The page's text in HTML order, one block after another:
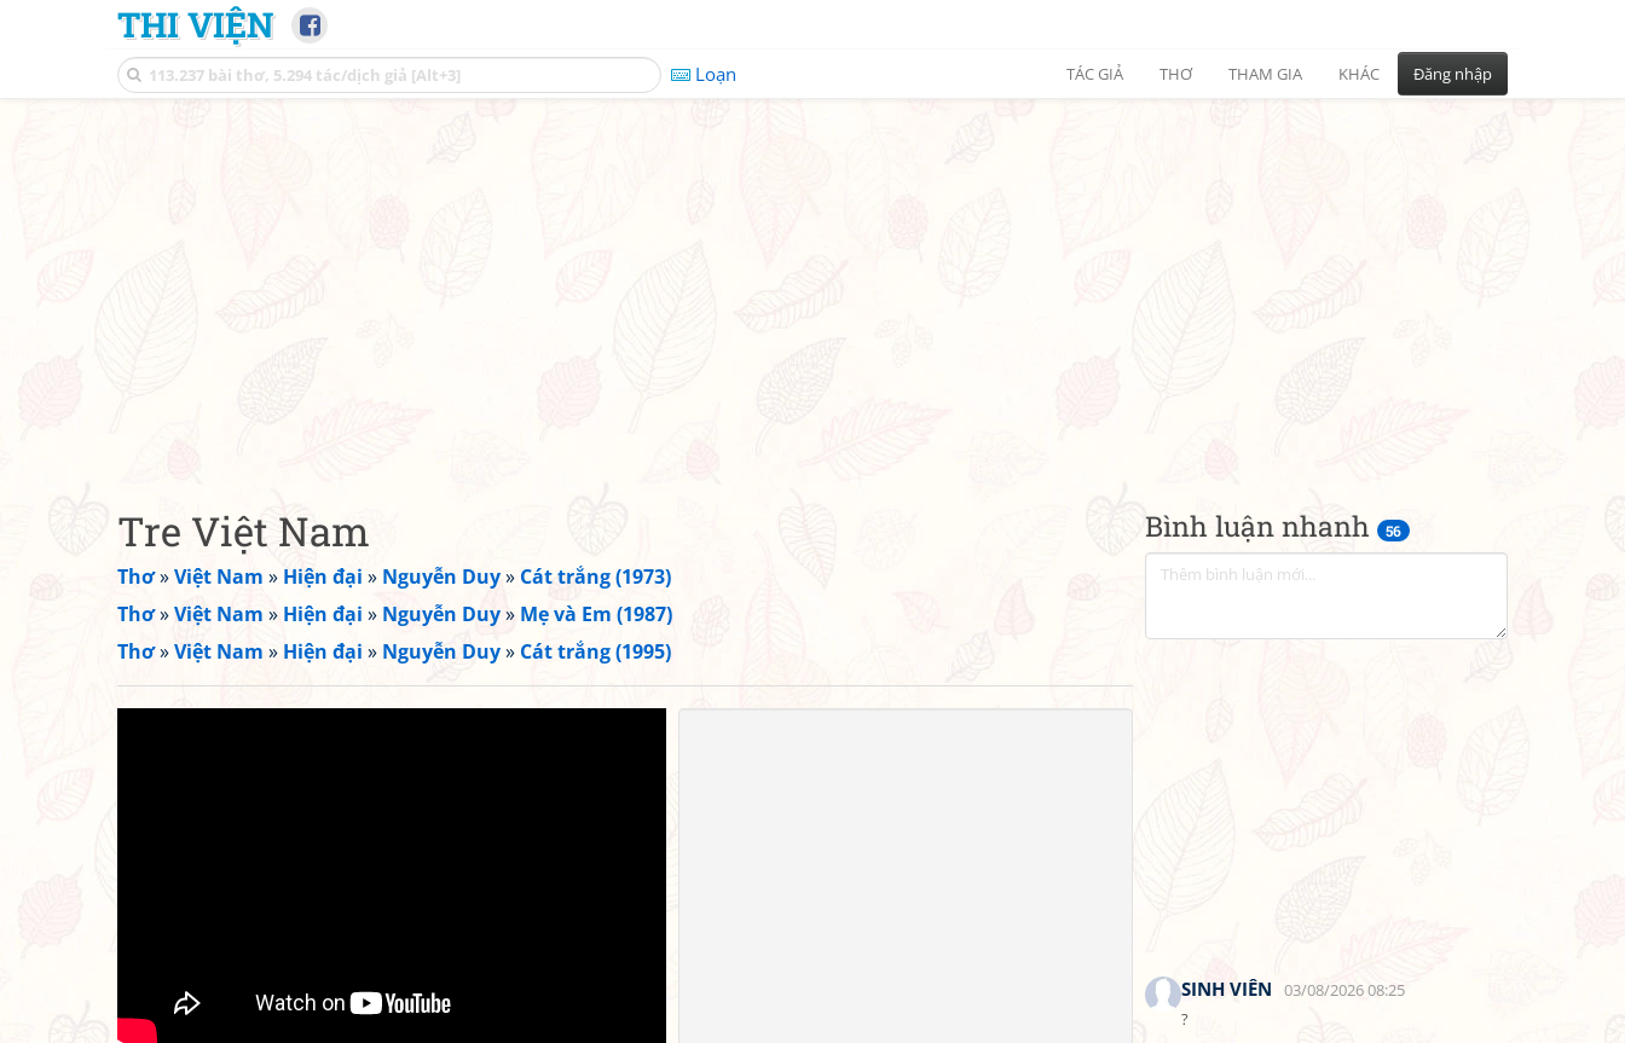
THI VIỆN
Loạn TÁC GIẢ THƠ THAM GIA KHÁC Đăng nhập
Bình luận nhanh 56
SINH VIÊN
03/08/2026 08:25
?
Tre Việt Nam
Thơ»Việt Nam » Hiện đại » Nguyễn Duy» Cát trắng (1973)
Thơ»Việt Nam » Hiện đại » Nguyễn Duy» Mẹ và Em (1987)
Thơ»Việt Nam » Hiện đại » Nguyễn Duy» Cát trắng (1995)